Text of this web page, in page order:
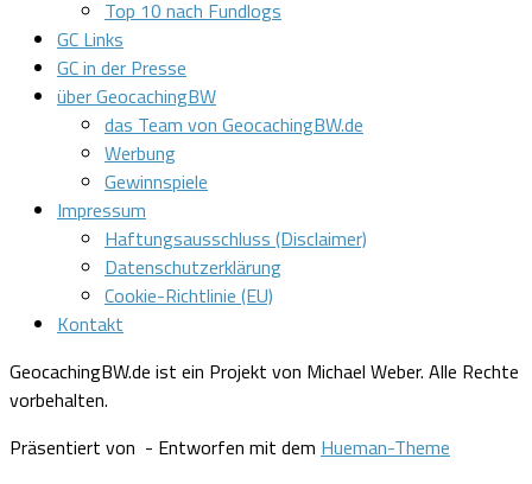
Top 10 nach Fundlogs
GC Links
GC in der Presse
über GeocachingBW
das Team von GeocachingBW.de
Werbung
Gewinnspiele
Impressum
Haftungsausschluss (Disclaimer)
Datenschutzerklärung
Cookie-Richtlinie (EU)
Kontakt
GeocachingBW.de ist ein Projekt von Michael Weber. Alle Rechte
vorbehalten.
Präsentiert von - Entworfen mit dem Hueman-Theme